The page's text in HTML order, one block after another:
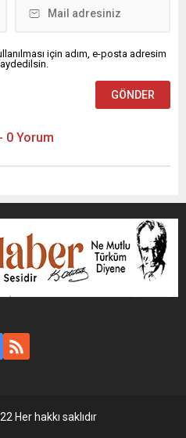
için adım, e-posta adresim
0 Yorum
Her hakkı saklıdır